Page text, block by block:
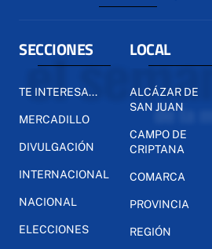
SECCIONES
TE INTERESA...
MERCADILLO
DIVULGACIÓN
INTERNACIONAL
NACIONAL
ELECCIONES
LOCAL
ALCÁZAR DE
SAN JUAN
CAMPO DE
CRIPTANA
COMARCA
PROVINCIA
REGIÓN